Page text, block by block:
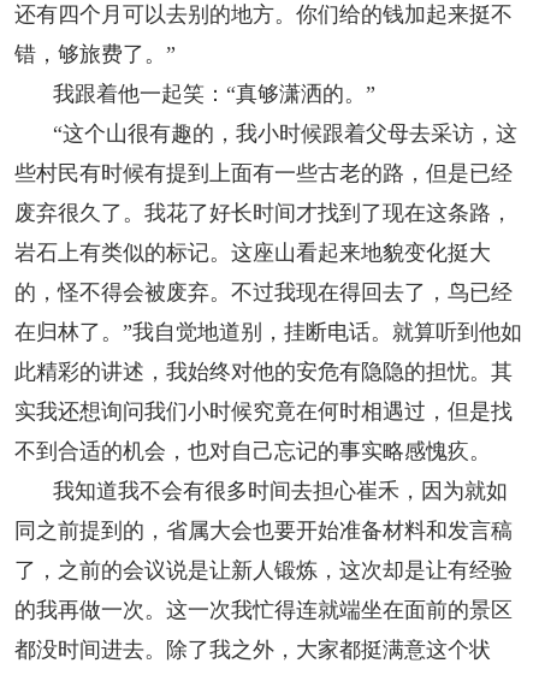
还有四个月可以去别的地方。你们给的钱加起来挺不
错，够旅费了。”
我跟着他一起笑：“真够潇洒的。”
“这个山很有趣的，我小时候跟着父母去采访，这
些村民有时候有提到上面有一些古老的路，但是已经
废弃很久了。我花了好长时间才找到了现在这条路，
岩石上有类似的标记。这座山看起来地貌变化挺大
的，怪不得会被废弃。不过我现在得回去了，鸟已经
在归林了。”我自觉地道别，挂断电话。就算听到他如
此精彩的讲述，我始终对他的安危有隐隐的担忧。其
实我还想询问我们小时候究竟在何时相遇过，但是找
不到合适的机会，也对自己忘记的事实略感愧疚。
我知道我不会有很多时间去担心崔禾，因为就如
同之前提到的，省属大会也要开始准备材料和发言稿
了，之前的会议说是让新人锻炼，这次却是让有经验
的我再做一次。这一次我忙得连就端坐在面前的景区
都没时间进去。除了我之外，大家都挺满意这个状